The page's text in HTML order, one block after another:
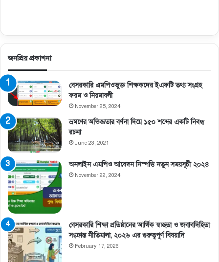
জনপ্রিয় প্রকাশনা
বেসরকারি এমপিওভুক্ত শিক্ষকদের ইএফটি তথ্য সংগ্রহ
ফরম ও নিয়মাবলী
November 25, 2024
ভ্রমণের অভিজ্ঞতার বর্ণনা দিয়ে ১৫০ শব্দের একটি নিবন্ধ
রচনা
June 23, 2021
অনলাইন এমপিও আবেদন নিস্পত্তি নতুন সময়সূচী ২০২৪
November 22, 2024
বেসরকারি শিক্ষা প্রতিষ্ঠানের আর্থিক স্বচ্ছতা ও জবাবদিহিতা
সংক্রান্ত নীতিমালা, ২০২৬ এর গুরুত্বপূর্ণ বিষয়াদি
February 17, 2026